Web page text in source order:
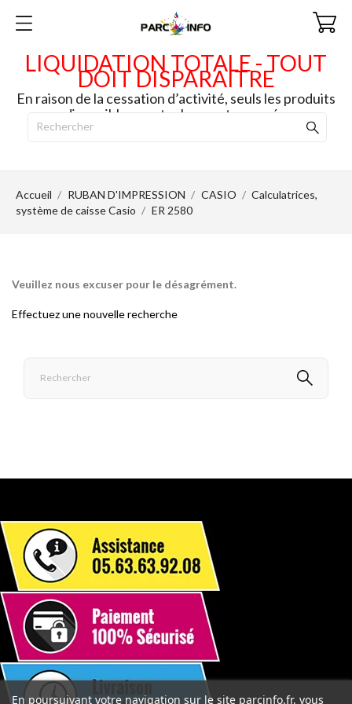
LIQUIDATION TOTALE - TOUT
DOIT DISPARAITRE
En raison de la cessation d’activité, seuls les produits
disponibles en stock seront envoyés.
Accueil RUBAN D'IMPRESSION CASIO
Calculatrices,
système de caisse Casio
ER 2580
Veuillez nous excuser pour le désagrément.
Effectuez une nouvelle recherche
En poursuivant votre navigation sur le site parcinfo.fr, vous